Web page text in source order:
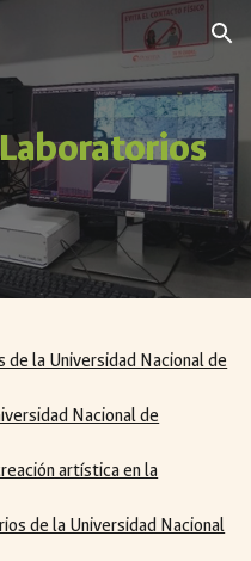
Skip to navigation
de la Universidad Nacional de
Nacional de
artística en la
de la Universidad Nacional